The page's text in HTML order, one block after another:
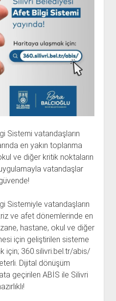
Sistemi vatandaşların
en yakın toplanma
ve diğer kritik noktaların
vatandaşlar
Sistemiyle vatandaşların
ve afet dönemlerinde en
hastane, okul ve diğer
için geliştirilen sisteme
için; 360.silivri.bel.tr/abis/
Dijital dönüşüm
geçirilen ABİS ile Silivri